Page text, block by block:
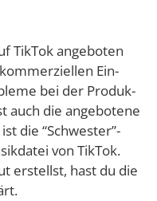
Tik­Tok ange­bo­ten
Ein­
bei der Pro­duk­
auch die ange­bo­te­ne
die “Schwester”-
von Tik­Tok.
erstellst, hast du die